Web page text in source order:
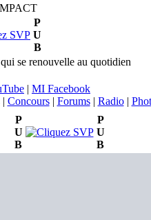
P
U
B
se renouvelle au quotidien
| MI Facebook
| Concours| Forums| Radio|
P
U
B
P
U
B